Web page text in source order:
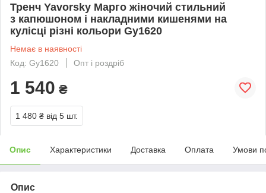
Тренч Yavorsky Марго жіночий стильний
з капюшоном і накладними кишенями на
кулісці різні кольори Gy1620
Немає в наявності
Код: Gy1620
Опт і роздріб
1 540 ₴
1 480 ₴ від 5 шт.
Опис Характеристики Доставка Оплата Умови
Опис